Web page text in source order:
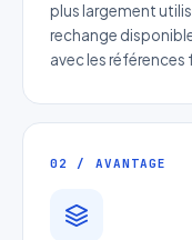
plus largement
rechange
avec les
02 / AVANTAGE
Devis